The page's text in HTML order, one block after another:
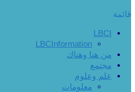
قائمة
LBCI
LBCInformation
من هنا وهناك
مجتمع
علم وعلوم
معلومات